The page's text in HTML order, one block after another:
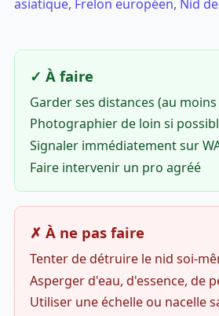
asiatique, Frelon européen, Nid
✓ À faire
Garder ses distances (au
Photographier de loin si
Signaler immédiatement sur
Faire intervenir un pro agréé
✗ À ne pas faire
Tenter de détruire le nid soi-
Asperger d'eau, d'essence, de
Utiliser une échelle ou nacelle